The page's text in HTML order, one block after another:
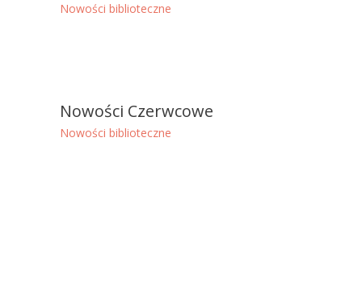
Nowości biblioteczne
Nowości Czerwcowe
Nowości biblioteczne